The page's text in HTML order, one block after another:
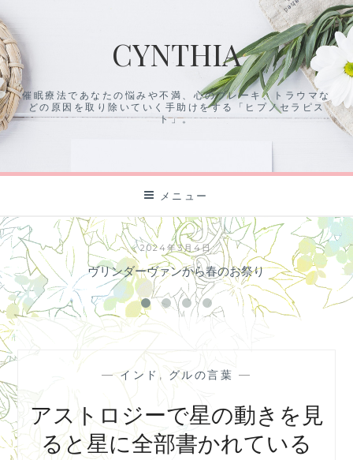
ン
テ
ン
ツ
に
ス
キ
プ
CYNTHIA
催眠療法であなたの悩みや不満、心のブレーキ、トラウマな
どの原因を取り除いていく手助けをする「ヒプノセラピス
ト」。
メニュー
2024年3月4日
ヴリンダーヴァンから春のお祭り
—インド , グルの言葉 —
アストロジーで星の動きを見
ると星に全部書かれている